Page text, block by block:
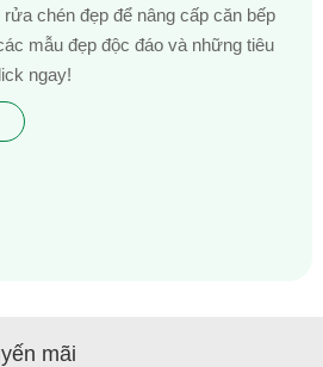
chén đẹp để nâng cấp căn bếp
mẫu đẹp độc đáo và những tiêu
ngay!
mãi